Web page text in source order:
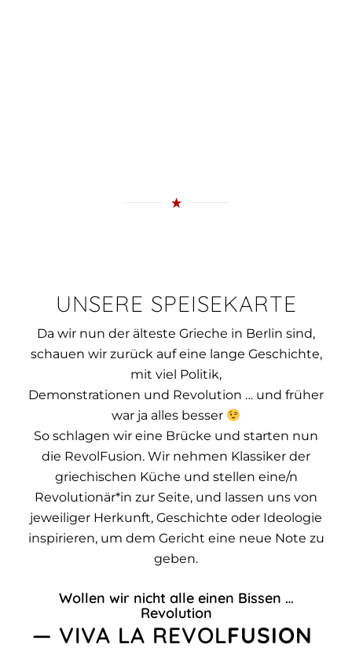
UNSERE SPEISEKARTE
Da wir nun der älteste Grieche in Berlin sind,
schauen wir zurück auf eine lange Geschichte,
mit viel Politik,
Demonstrationen und Revolution … und früher
war ja alles besser
So schlagen wir eine Brücke und starten nun
die RevolFusion. Wir nehmen Klassiker der
griechischen Küche und stellen eine/n
Revolutionär*in zur Seite, und lassen uns von
jeweiliger Herkunft, Geschichte oder Ideologie
inspirieren, um dem Gericht eine neue Note zu
geben.
Wollen wir nicht alle einen Bissen …
Revolution
— VIVA LA REVOLFUSION